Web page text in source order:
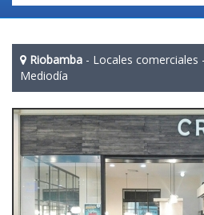
Riobamba - Locales comerciales -
Mediodía